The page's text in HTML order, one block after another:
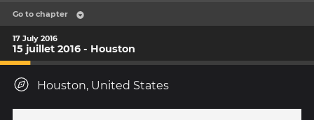
Go to chapter
17 July 2016
15 juillet 2016 - Houston
Houston, United States